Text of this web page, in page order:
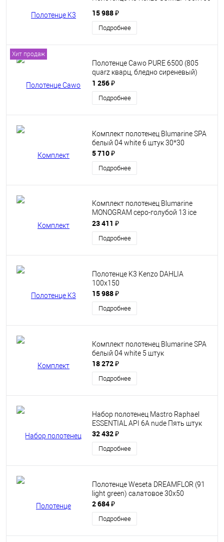
15 988 ₽
Подробнее
Хит продаж
Полотенце Cawo PURE 6500 (805
quarz кварц, бледно сиреневый)
30x50
1 256 ₽
Подробнее
Комплект полотенец Blumarine SPA
белый 04 white 6 штук 30*30
5 710 ₽
Подробнее
Комплект полотенец Blumarine
MONOGRAM серо-голубой 13 ice
Пять штук
23 411 ₽
Подробнее
Полотенце K3 Kenzo DAHLIA
100x150
15 988 ₽
Подробнее
Комплект полотенец Blumarine SPA
белый 04 white 5 штук
18 272 ₽
Подробнее
Набор полотенец Mastro Raphael
ESSENTIAL API 6A nude Пять штук
32 432 ₽
Подробнее
Полотенце Weseta DREAMFLOR (91
light green) салатовое 30х50
2 684 ₽
Подробнее